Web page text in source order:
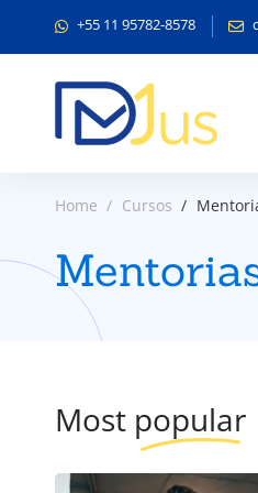
+55 11 95782-8578
Home Cursos
Most popular